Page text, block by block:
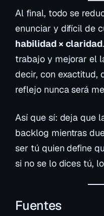
Al final, todo se
enunciar y difícil de
habilidad × claridad
trabajo y mejorar el
decir, con exactitud,
reflejo nunca será
Así que sí: deja que
backlog mientras
ser tú quien define
si no se lo dices tú,
Fuentes